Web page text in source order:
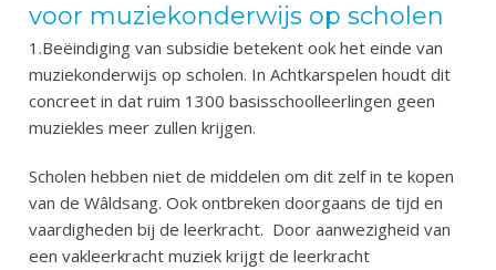
voor muziekonderwijs op scholen
1.Beëindiging van subsidie betekent ook het einde van
muziekonderwijs op scholen. In Achtkarspelen houdt dit
concreet in dat ruim 1300 basisschoolleerlingen geen
muziekles meer zullen krijgen.
Scholen hebben niet de middelen om dit zelf in te kopen
van de Wâldsang. Ook ontbreken doorgaans de tijd en
vaardigheden bij de leerkracht. Door aanwezigheid van
een vakleerkracht muziek krijgt de leerkracht